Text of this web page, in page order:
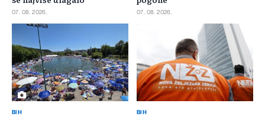
07. 08. 2026. 07. 08. 2026.
BIH BIH